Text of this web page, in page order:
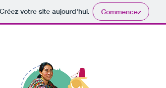
votre site aujourd'hui. Commencez